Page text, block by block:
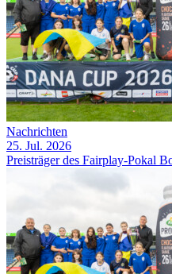
Nachrichten
25. Jul. 2026
Preisträger des Fairplay-Pokal